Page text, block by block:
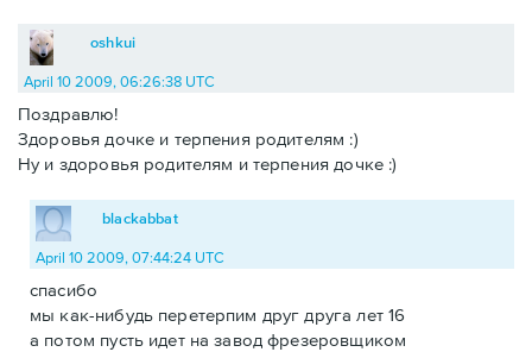
oshkui
April 10 2009, 06:26:38 UTC
Поздравлю!
Здоровья дочке и терпения родителям :)
Ну и здоровья родителям и терпения дочке :)
blackabbat
April 10 2009, 07:44:24 UTC
спасибо
мы как-нибудь перетерпим друг друга лет 16
а потом пусть идет на завод фрезеровщиком